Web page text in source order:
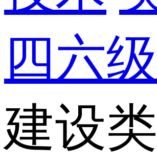
四六级
建设类